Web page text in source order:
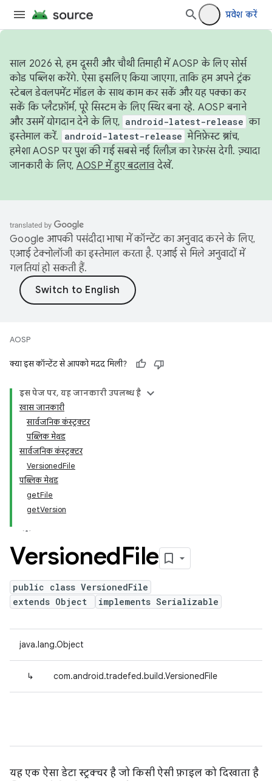
प्रवेश करें
साल 2026 से, हम दूसरी और चौथी तिमाही में AOSP के लिए सोर्स
कोड पब्लिश करेंगे. ऐसा इसलिए किया जाएगा, ताकि हम अपने ट्रंक
स्टेबल डेवलपमेंट मॉडल के साथ काम कर सकें और यह पक्का कर
सकें कि प्लैटफ़ॉर्म, पूरे सिस्टम के लिए स्थिर बना रहे. AOSP बनाने
और उसमें योगदान देने के लिए, android-latest-release का
इस्तेमाल करें.
android-latest-release मेनिफ़ेस्ट ब्रांच,
हमेशा AOSP पर पुश की गई सबसे नई रिलीज़ का रेफ़रंस देगी. ज़्यादा
जानकारी के लिए, AOSP में हुए बदलावदेखें.
Google आपकी पसंदीदा भाषा में कॉन्टेंट का अनुवाद करने के लिए,
एआई टेक्नोलॉजी का इस्तेमाल करता है. एआई से मिले अनुवादों में
गलतियां हो सकती हैं.
AOSP
क्या इस कॉन्टेंट से आपको मदद मिली?
इस पेज पर, यह जानकारी उपलब्ध है
खास जानकारी
सार्वजनिक कंस्ट्रक्टर
पब्लिक मेथड
सार्वजनिक कंस्ट्रक्टर
VersionedFile
पब्लिक मेथड
getFile
getVersion
VersionedFile
public class VersionedFile
extends Object
implements Serializable
java.lang.Object
↳ com.android.tradefed.build.VersionedFile
यह एक ऐसा डेटा स्ट्रक्चर है जो किसी ऐसी फ़ाइल को दिखाता है